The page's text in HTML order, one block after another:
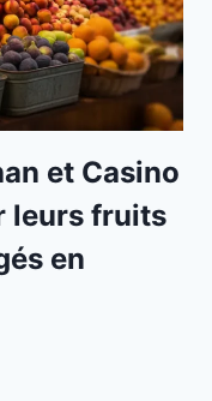
et Casino
leurs fruits
en